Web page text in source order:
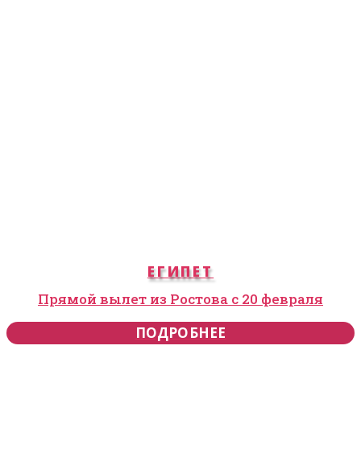
ЕГИПЕТ
Прямой вылет из Ростова с 20 февраля
ПОДРОБНЕЕ